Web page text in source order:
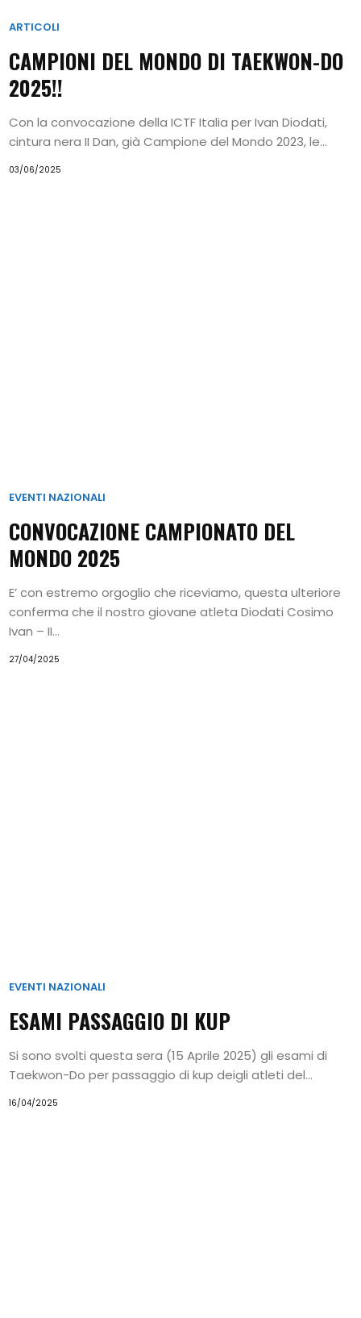
ARTICOLI
CAMPIONI DEL MONDO DI TAEKWON-DO
2025!!
Con la convocazione della ICTF Italia per Ivan Diodati,
cintura nera II Dan, già Campione del Mondo 2023, le...
03/06/2025
EVENTI NAZIONALI
CONVOCAZIONE CAMPIONATO DEL
MONDO 2025
E’ con estremo orgoglio che riceviamo, questa ulteriore
conferma che il nostro giovane atleta Diodati Cosimo
Ivan – II...
27/04/2025
EVENTI NAZIONALI
ESAMI PASSAGGIO DI KUP
Si sono svolti questa sera (15 Aprile 2025) gli esami di
Taekwon-Do per passaggio di kup deigli atleti del...
16/04/2025